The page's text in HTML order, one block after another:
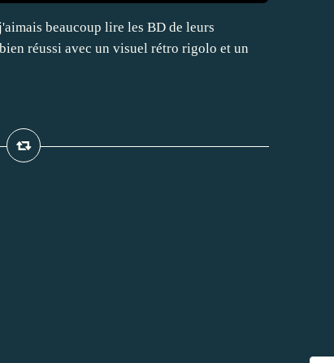
beaucoup lire les BD de leurs
réussi avec un visuel rétro rigolo et un